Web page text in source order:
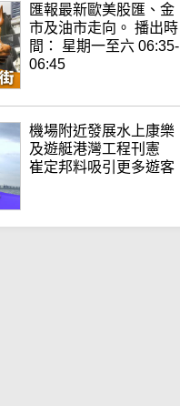
匯報最新歐美股匯、金
市及油市走向。 播出時
間： 星期一至六 06:35-
06:45
機場附近發展水上康樂
及遊艇港灣工程刊憲
崔定邦料吸引更多遊客